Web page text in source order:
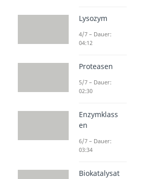
Lysozym
4/7 – Dauer:
04:12
Proteasen
5/7 – Dauer:
02:30
Enzymklass
en
6/7 – Dauer:
03:34
Biokatalysat